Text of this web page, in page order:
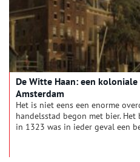
De Witte Haan: een
Amsterdam
Het is niet eens een enorme
handelsstad begon met bier.
in 1323 was in ieder geval een